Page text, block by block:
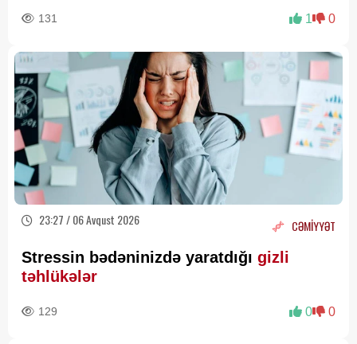
131 1 0
23:27 / 06 Avqust 2026 CƏMİYYƏT
Stressin bədəninizdə yaratdığı gizli
təhlükələr
129 0 0